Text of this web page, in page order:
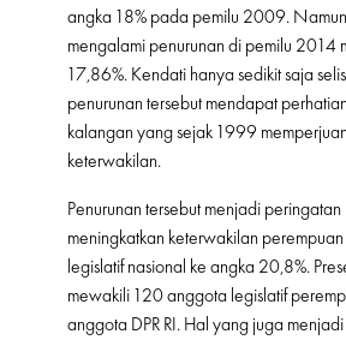
angka 18% pada pemilu 2009.
mengalami penurunan di pemilu 2014
17,86%. Kendati hanya sedikit saja
penurunan tersebut mendapat
kalangan yang sejak 1999
keterwakilan.
Penurunan tersebut menjadi peringatan
meningkatkan keterwakilan
legislatif nasional ke angka 20,8%.
mewakili 120 anggota legislatif
anggota DPR RI. Hal yang juga